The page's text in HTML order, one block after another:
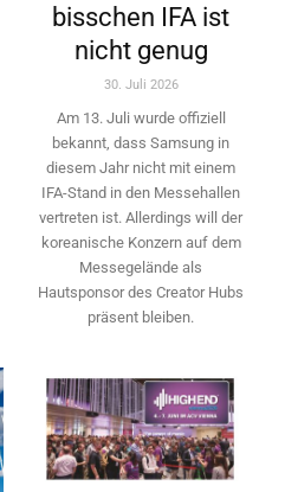
bisschen IFA ist
nicht genug
30. Juli 2026
Am 13. Juli wurde offiziell
bekannt, dass Samsung in
diesem Jahr nicht mit einem
IFA-Stand in den Messehallen
vertreten ist. Allerdings will ­der
koreanische Konzern auf dem
Messegelände als
Hautsponsor des Creator Hubs
präsent bleiben.